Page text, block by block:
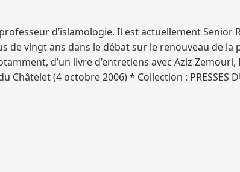
d’islamologie. Il est actuellement Senior
de vingt ans dans le débat sur le renouveau de
d’un livre d’entretiens avec Aziz
Châtelet (4 octobre 2006) * Collection : PRESSES